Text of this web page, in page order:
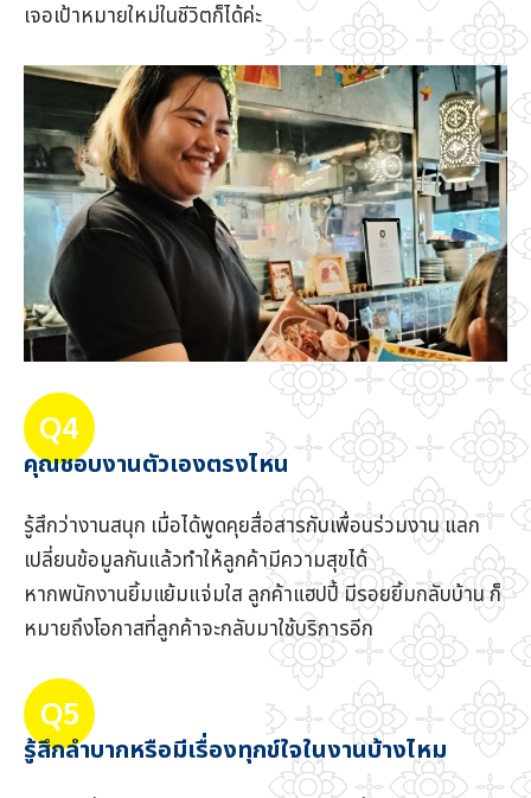
เจอเป้าหมายใหม่ในชีวิตก็ได้ค่ะ
Q4
คุณชอบงานตัวเองตรงไหน
รู้สึกว่างานสนุก เมื่อได้พูดคุยสื่อสารกับเพื่อนร่วมงาน แลก
เปลี่ยนข้อมูลกันแล้วทำให้ลูกค้ามีความสุขได้
หากพนักงานยิ้มแย้มแจ่มใส ลูกค้าแฮปปี้ มีรอยยิ้มกลับบ้าน ก็
หมายถึงโอกาสที่ลูกค้าจะกลับมาใช้บริการอีก
Q5
รู้สึกลำบากหรือมีเรื่องทุกข์ใจในงานบ้างไหม